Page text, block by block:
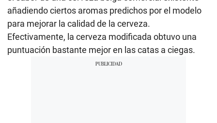
añadiendo ciertos aromas predichos por el modelo
para mejorar la calidad de la cerveza.
Efectivamente, la cerveza modificada obtuvo una
puntuación bastante mejor en las catas a ciegas.